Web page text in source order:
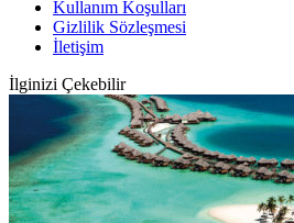
Kullanım Koşulları
Gizlilik Sözleşmesi
İletişim
İlginizi Çekebilir